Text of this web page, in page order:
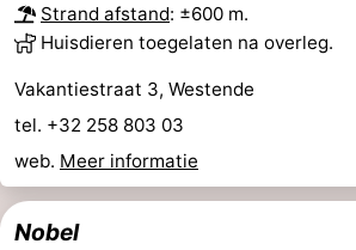
Strand afstand: ±600 m.
Huisdieren toegelaten na overleg.
Vakantiestraat 3, Westende
tel. +32 258 803 03
web. Meer informatie
Nobel